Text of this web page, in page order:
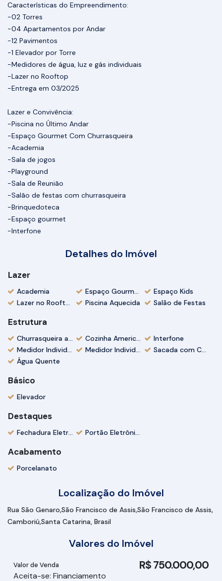
Características do Empreendimento:
-02 Torres
-04 Apartamentos por Andar
-12 Pavimentos
-1 Elevador por Torre
-Medidores de água, luz e gás individuais
-Lazer no Rooftop
-Entrega em 03/2025
Lazer e Convivência:
-Piscina no Último Andar
-Espaço Gourmet Com Churrasqueira
-Academia
-Sala de jogos
-Playground
-Sala de Reunião
-Salão de festas com churrasqueira
-Brinquedoteca
-Espaço gourmet
-Interfone
Detalhes do Imóvel
Lazer
Academia Espaço Gourmet
Espaço Kids
Lazer no Rooftop
Piscina Aquecida Salão de Festas
Estrutura
Churrasqueira a Carvão Cozinha Americana
Interfone
Medidor Individual Gás
Medidor Individual Água
Sacada com Churrasqueira
Água Quente
Básico
Elevador
Destaques
Fechadura Eletrônica Portão Eletrônico
Acabamento
Porcelanato
Localização do Imóvel
Rua São Genaro São Francisco de Assis São Francisco de Assis
CamboriúSanta Catarina, Brasil
Valores do Imóvel
R$750.000,00
Valor de Venda
Aceita-se: Financiamento